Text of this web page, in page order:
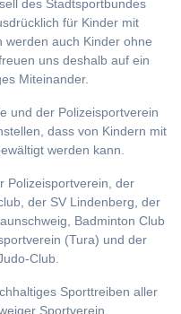
des Stadtsportbundes
für Kinder mit
werden auch Kinder ohne
uns deshalb auf ein
Miteinander.
und der Polizeisportverein
dass von Kindern mit
werden kann.
Polizeisportverein, der
der SV Lindenberg, der
Badminton Club
(Tura) und der
Club.
Sporttreiben aller
Sportverein.